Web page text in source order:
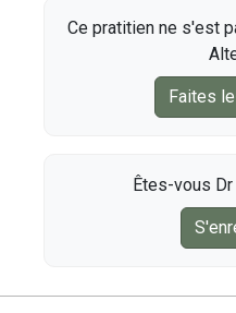
Ce pratitien ne s'est
Faites
Êtes-vous